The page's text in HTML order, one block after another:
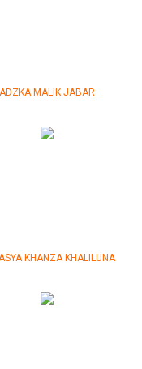
ADZKA MALIK JABAR
KHANZA KHALILUNA